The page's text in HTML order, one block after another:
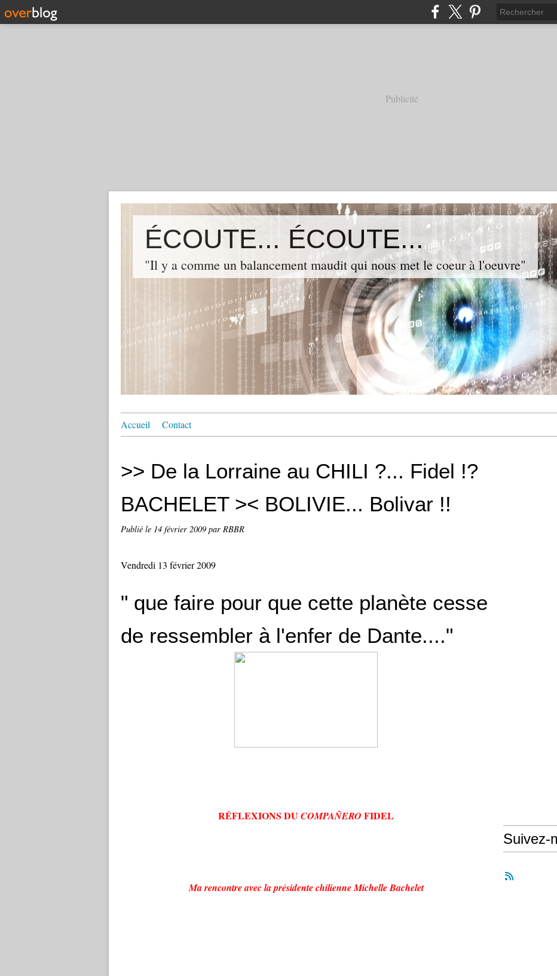
Publicité
ÉCOUTE... ÉCOUTE...
"Il y a comme un balancement maudit qui nous met le coeur à l'oeuvre"
Accueil Contact
>> De la Lorraine au CHILI ?... Fidel !?
BACHELET >< BOLIVIE... Bolivar !!
Publié le 14 février 2009 par RBBR
Vendredi 13 février 2009
" que faire pour que cette planète cesse
de ressembler à l'enfer de Dante...."
RÉFLEXIONS DUCOMPAÑERO FIDEL
Ma rencontre avec la présidente chilienne Michelle Bachelet
Suivez-